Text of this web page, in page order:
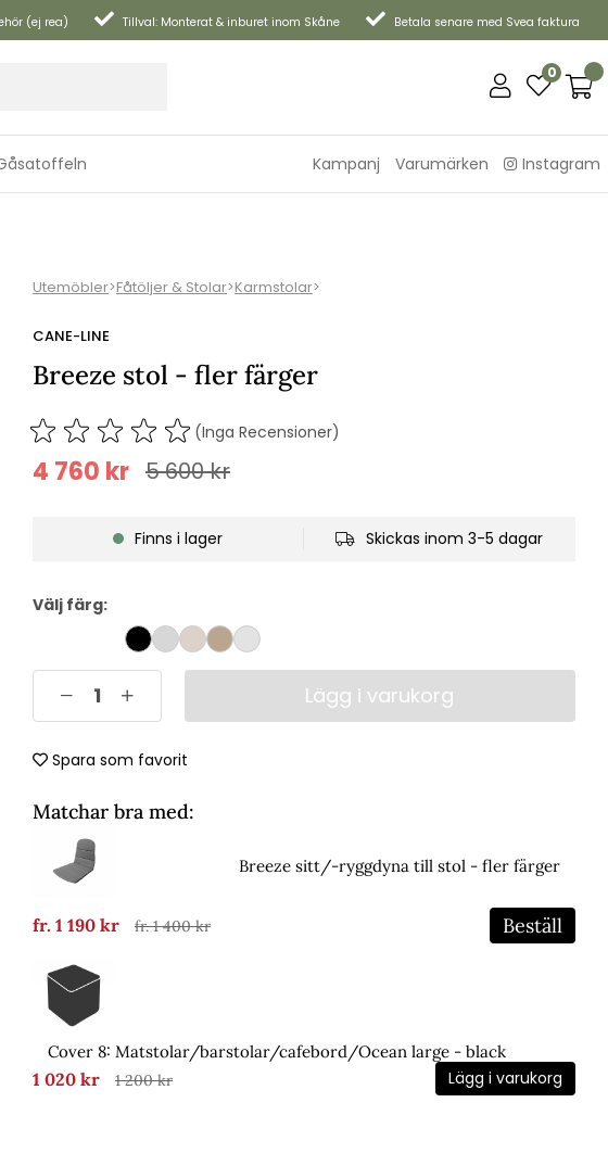
(ej rea) Tillval: Monterat & inburet inom Skåne Betala senare med Svea faktura
0
Kampanj Varumärken Instagram
Utemöbler>Fåtöljer & Stolar>Karmstolar>
CANE-LINE
Breeze stol - fler färger
(Inga Recensioner)
5 600kr
4 760 kr
Finns i lager Skickas inom 3-5 dagar
Välj färg:
Lägg i varukorg
Spara som favorit
Matchar bra med:
Breeze sitt/-ryggdyna till stol - fler färger
fr. 1 190 kr fr. 1 400 kr Beställ
Cover 8: Matstolar/barstolar/cafebord/Ocean large - black
1 020 kr 1 200 kr Lägg i varukorg